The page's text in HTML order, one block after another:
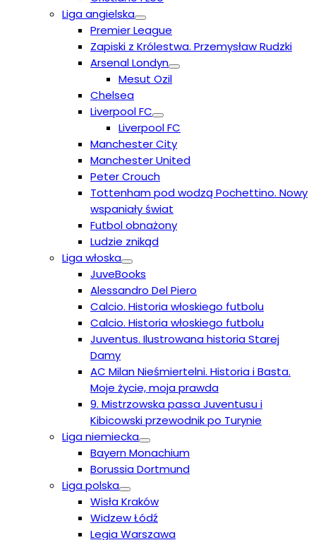
Liga angielska
Premier League
Zapiski z Królestwa. Przemysław Rudzki
Arsenal Londyn
Mesut Ozil
Chelsea
Liverpool FC
Liverpool FC
Manchester City
Manchester United
Peter Crouch
Tottenham pod wodzą Pochettino. Nowy
wspaniały świat
Futbol obnażony
Ludzie znikąd
Liga włoska
JuveBooks
Alessandro Del Piero
Calcio. Historia włoskiego futbolu
Calcio. Historia włoskiego futbolu
Juventus. Ilustrowana historia Starej
Damy
AC Milan Nieśmiertelni. Historia i Basta.
Moje życie, moja prawda
9. Mistrzowska passa Juventusu i
Kibicowski przewodnik po Turynie
Liga niemiecka
Bayern Monachium
Borussia Dortmund
Liga polska
Wisła Kraków
Widzew Łódź
Legia Warszawa